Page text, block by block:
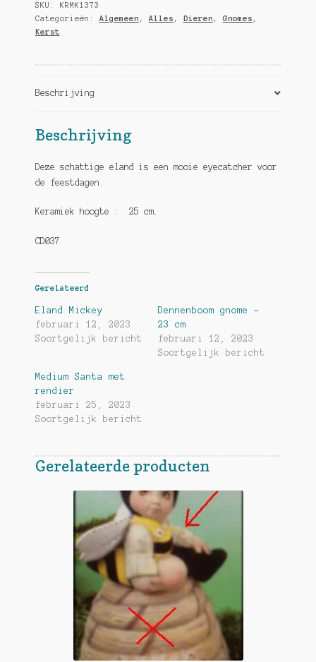
25
cm
hoeveelheid
SKU: KRMK1373
Categorieën: Algemeen , Alles , Dieren ,Gnomes ,
Kerst
Beschrijving
Beschrijving
Deze schattige eland is een mooie eyecatcher voor
de feestdagen.
Keramiek hoogte : 25 cm.
CD037
Gerelateerd
Eland Mickey
februari 12, 2023
Soortgelijk bericht
Dennenboom gnome –
23 cm
februari 12, 2023
Soortgelijk bericht
Medium Santa met
rendier
februari 25, 2023
Soortgelijk bericht
Gerelateerde producten